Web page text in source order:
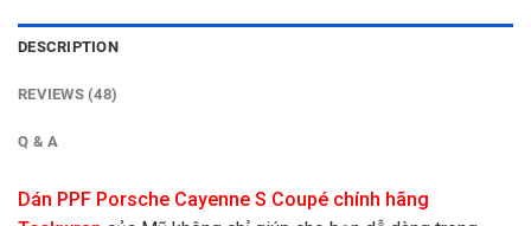
DESCRIPTION
REVIEWS (48)
Q & A
Dán PPF Porsche Cayenne S Coupé chính hãng